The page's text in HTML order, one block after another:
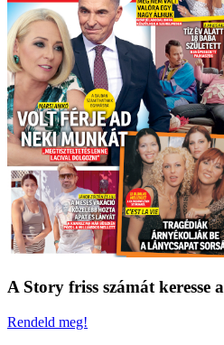
A Story friss számát keresse
Rendeld meg!